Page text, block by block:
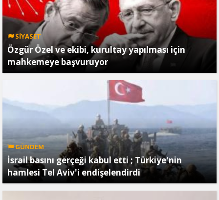
SİYASET
Özgür Özel ve ekibi, kurultay yapılması için
mahkemeye başvuruyor
GÜNDEM
İsrail basını gerçeği kabul etti ; Türkiye'nin
hamlesi Tel Aviv'i endişelendirdi